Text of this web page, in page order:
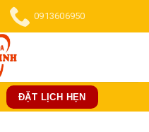
0913606950
ĐẶT LỊCH HẸN